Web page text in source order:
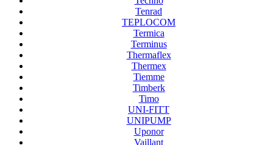
Tenrad
TEPLOCOM
Termica
Terminus
Thermaflex
Thermex
Tiemme
Timberk
Timo
UNI-FITT
UNIPUMP
Uponor
Vaillant